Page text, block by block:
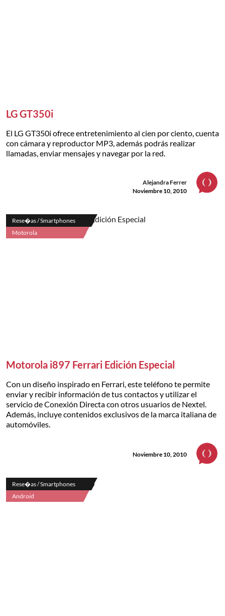
LG GT350i
El LG GT350i ofrece entretenimiento al cien por ciento, cuenta
con cámara y reproductor MP3, además podrás realizar
llamadas, enviar mensajes y navegar por la red.
Alejandra Ferrer
Noviembre 10, 2010
Rese�as / Smartphones
Motorola
Motorola i897 Ferrari Edición Especial
Con un diseño inspirado en Ferrari, este teléfono te permite
enviar y recibir información de tus contactos y utilizar el
servicio de Conexión Directa con otros usuarios de Nextel.
Además, incluye contenidos exclusivos de la marca italiana de
automóviles.
Noviembre 10, 2010
Rese�as / Smartphones
Android